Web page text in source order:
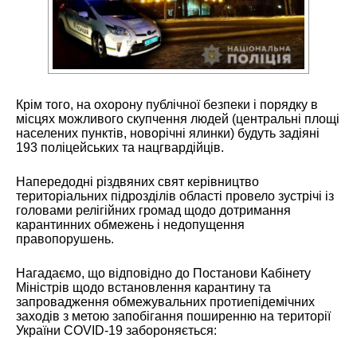
Крім того, на охорону публічної безпеки і порядку в
місцях можливого скупчення людей (центральні площі
населених пунктів, новорічні ялинки) будуть задіяні
193 поліцейських та нацгвардійців.
Напередодні різдвяних свят керівництво
територіальних підрозділів області провело зустрічі із
головами релігійних громад щодо дотримання
карантинних обмежень і недопущення
правопорушень.
Нагадаємо, що відповідно до Постанови Кабінету
Міністрів щодо встановлення карантину та
запровадження обмежувальних протиепідемічних
заходів з метою запобігання поширенню на території
України COVID-19 забороняється: